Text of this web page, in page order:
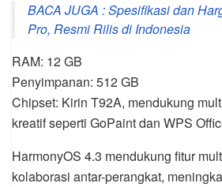
BACA JUGA : Spesifikasi dan
Pro, Resmi Rilis di Indonesia
RAM: 12 GB
Penyimpanan: 512 GB
Chipset: Kirin T92A, mendukung
kreatif seperti GoPaint dan WPS
HarmonyOS 4.3 mendukung fitur
kolaborasi antar-perangkat,